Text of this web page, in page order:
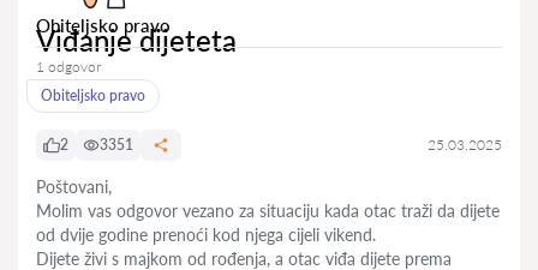
Obiteljsko pravo
Viđanje dijeteta
1 odgovor
Obiteljsko pravo
2 3351 25.03.2025
Poštovani,
Molim vas odgovor vezano za situaciju kada otac traži da dijete
od dvije godine prenoći kod njega cijeli vikend.
Dijete živi s majkom od rođenja, a otac viđa dijete prema